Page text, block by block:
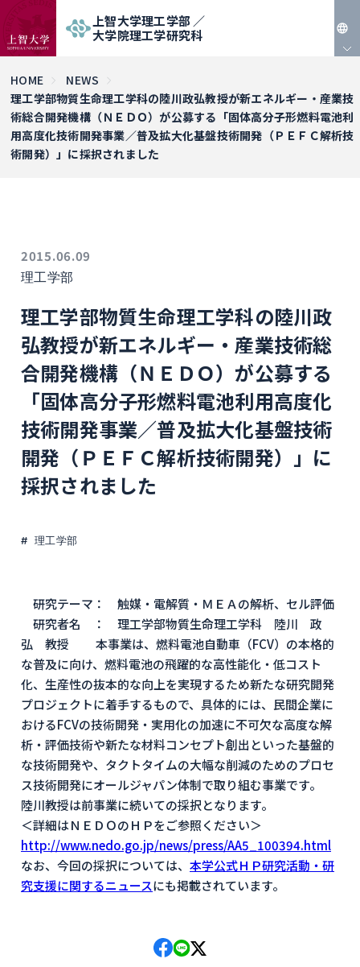
上智大学理工学部 ／
大学院理工学研究科
EN
HOME
NEWS
理工学部物質生命理工学科の陸川政弘教授が新エネルギー・産業技
術総合開発機構（ＮＥＤＯ）が公募する「固体高分子形燃料電池利
用高度化技術開発事業／普及拡大化基盤技術開発（ＰＥＦＣ解析技
術開発）」に採択されました
2015.06.09
理工学部
理工学部物質生命理工学科の陸川政
弘教授が新エネルギー・産業技術総
合開発機構（ＮＥＤＯ）が公募する
「固体高分子形燃料電池利用高度化
技術開発事業／普及拡大化基盤技術
開発（ＰＥＦＣ解析技術開発）」に
採択されました
理工学部
研究テーマ： 触媒・電解質・ＭＥＡの解析、セル評価
研究者名 ： 理工学部物質生命理工学科 陸川 政
弘 教授 本事業は、燃料電池自動車（FCV）の本格的
な普及に向け、燃料電池の飛躍的な高性能化・低コスト
化、生産性の抜本的な向上を実現するため新たな研究開発
プロジェクトに着手するもので、具体的には、民間企業に
おけるFCVの技術開発・実用化の加速に不可欠な高度な解
析・評価技術や新たな材料コンセプト創出といった基盤的
な技術開発や、タクトタイムの大幅な削減のためのプロセ
ス技術開発にオールジャパン体制で取り組む事業です。
陸川教授は前事業に続いての採択となります。
＜詳細はＮＥＤＯのＨＰをご参照ください＞
http://www.nedo.go.jp/news/press/AA5_100394.html
なお、今回の採択については、 本学公式ＨＰ研究活動・研
究支援に関するニュースにも掲載されています。